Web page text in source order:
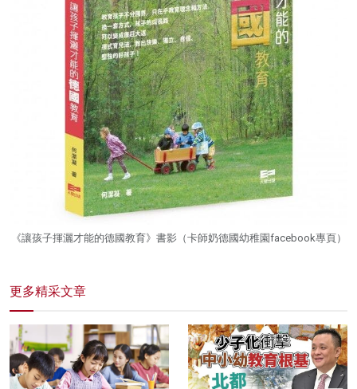
《讓孩子揮灑才能的德國教育》書影（卡師奶德國幼稚園facebook專頁）
更多精采文章